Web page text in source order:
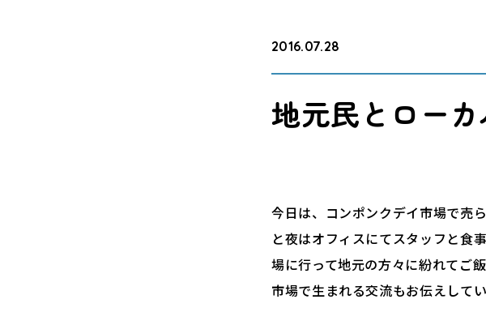
2016.07.28
地元民とロー
今日は、コンポンクデイ市場で売
と夜はオフィスにてスタッフと食
場に行って地元の方々に紛れてご
市場で生まれる交流もお伝えして